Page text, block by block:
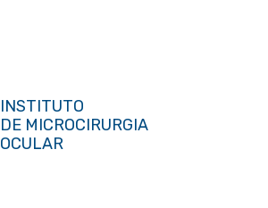
INSTITUTO
DE MICROCIRURGIA
OCULAR